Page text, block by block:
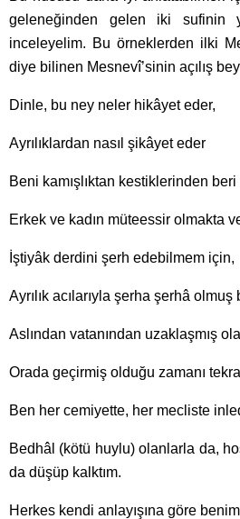
geleneğinden gelen iki sufinin
inceleyelim. Bu örneklerden ilki
diye bilinen Mesnevî’sinin açılış
Dinle, bu ney neler hikâyet eder,
Ayrılıklardan nasıl şikâyet eder
Beni kamışlıktan kestiklerinden beri
Erkek ve kadın müteessir olmakta
İştiyâk derdini şerh edebilmem için,
Ayrılık acılarıyla şerha şerhâ
Aslından vatanından uzaklaşmış
Orada geçirmiş olduğu zamanı
Ben her cemiyette, her mecliste
Bedhâl (kötü huylu) olanlarla da,
da düşüp kalktım.
Herkes kendi anlayışına göre